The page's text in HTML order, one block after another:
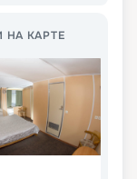
НА КАРТЕ